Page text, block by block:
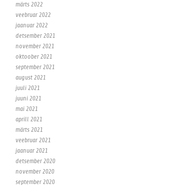
märts 2022
veebruar 2022
jaanuar 2022
detsember 2021
november 2021
oktoober 2021
september 2021
august 2021
juuli 2021
juuni 2021
mai 2021
aprill 2021
märts 2021
veebruar 2021
jaanuar 2021
detsember 2020
november 2020
september 2020